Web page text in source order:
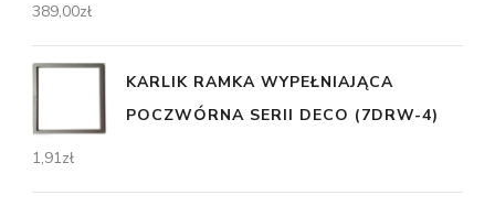
389,00zł
KARLIK RAMKA WYPEŁNIAJĄCA
POCZWÓRNA SERII DECO (7DRW-4)
1,91zł